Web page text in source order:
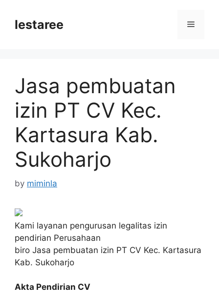
contentlestaree Menu
Jasa pembuatan
izin PT CV Kec.
Kartasura Kab.
Sukoharjo
by miminla
Kami layanan pengurusan legalitas izin
pendirian Perusahaan
biro Jasa pembuatan izin PT CV Kec. Kartasura
Kab. Sukoharjo
Akta Pendirian CV